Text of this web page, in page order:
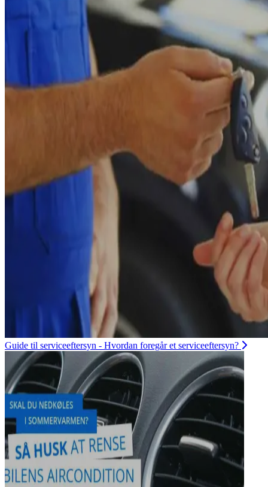
Guide til serviceeftersyn - Hvordan foregår et serviceeftersyn?